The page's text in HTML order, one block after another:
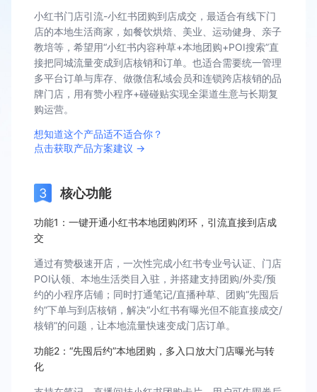
小红书门店引流-小红书团购到店成交，最适合有线下门
店的本地生活商家，如餐饮烘焙、美业、运动健身、亲子
教培等，希望用“小红书内容种草+本地团购+POI搜索”直
接把同城流量变成到店核销和订单。也适合需要统一管理
多平台订单与库存、做微信私域会员和连锁跨店核销的品
牌门店，用有赞小程序+碰碰贴实现全渠道生意与长期复
购运营。
想知道这个产品适不适合你？
点击获取产品方案建议 →
核心功能
功能1：一键开通小红书本地团购闭环，引流直接到店成
交
通过有赞极速开店，一次性完成小红书专业号认证、门店
POI认领、本地生活类目入驻，并搭建支持团购/外卖/预
约的小程序店铺；同时打通笔记/直播种草、团购“先囤后
约”下单与到店核销，解决“小红书有曝光但不能直接成交/
核销”的问题，让本地流量快速变成门店订单。
功能2：“先囤后约”本地团购，多入口放大门店曝光与转
化